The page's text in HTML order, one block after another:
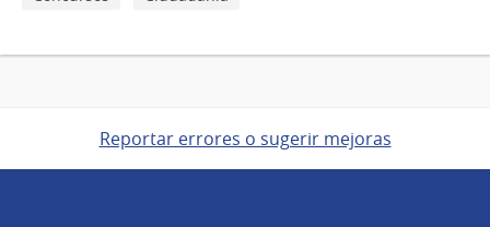
Reportar errores o sugerir mejoras